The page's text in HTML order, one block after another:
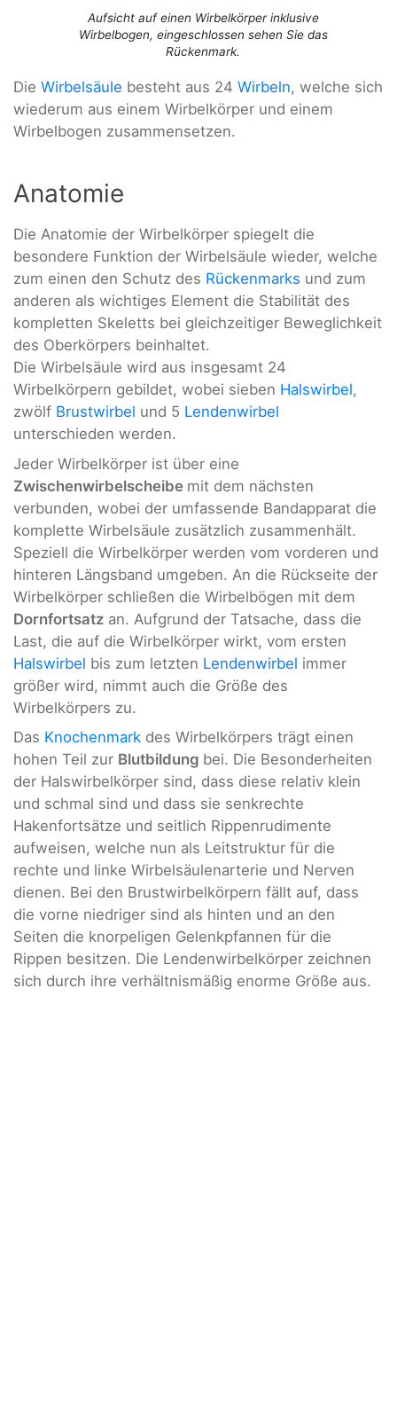
Aufsicht auf einen Wirbelkörper inklusive
Wirbelbogen, eingeschlossen sehen Sie das
Rückenmark.
Die Wirbelsäule besteht aus 24 Wirbeln, welche sich
wiederum aus einem Wirbelkörper und einem
Wirbelbogen zusammensetzen.
Anatomie
Die Anatomie der Wirbelkörper spiegelt die
besondere Funktion der Wirbelsäule wieder, welche
zum einen den Schutz des Rückenmarks und zum
anderen als wichtiges Element die Stabilität des
kompletten Skeletts bei gleichzeitiger Beweglichkeit
des Oberkörpers beinhaltet.
Die Wirbelsäule wird aus insgesamt 24
Wirbelkörpern gebildet, wobei sieben Halswirbel,
zwölf Brustwirbel und 5 Lendenwirbel
unterschieden werden.
Jeder Wirbelkörper ist über eine
Zwischenwirbelscheibe mit dem nächsten
verbunden, wobei der umfassende Bandapparat die
komplette Wirbelsäule zusätzlich zusammenhält.
Speziell die Wirbelkörper werden vom vorderen und
hinteren Längsband umgeben. An die Rückseite der
Wirbelkörper schließen die Wirbelbögen mit dem
Dornfortsatz an. Aufgrund der Tatsache, dass die
Last, die auf die Wirbelkörper wirkt, vom ersten
Halswirbel bis zum letzten Lendenwirbel immer
größer wird, nimmt auch die Größe des
Wirbelkörpers zu.
Das Knochenmark des Wirbelkörpers trägt einen
hohen Teil zur Blutbildung bei. Die Besonderheiten
der Halswirbelkörper sind, dass diese relativ klein
und schmal sind und dass sie senkrechte
Hakenfortsätze und seitlich Rippenrudimente
aufweisen, welche nun als Leitstruktur für die
rechte und linke Wirbelsäulenarterie und Nerven
dienen. Bei den Brustwirbelkörpern fällt auf, dass
die vorne niedriger sind als hinten und an den
Seiten die knorpeligen Gelenkpfannen für die
Rippen besitzen. Die Lendenwirbelkörper zeichnen
sich durch ihre verhältnismäßig enorme Größe aus.